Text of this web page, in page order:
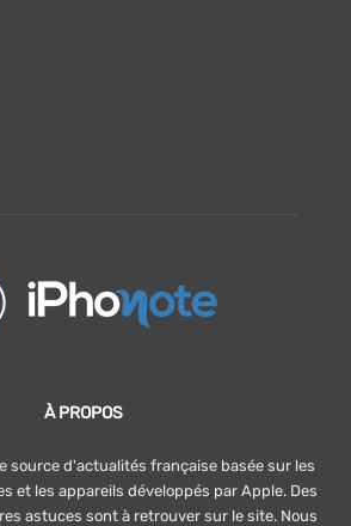
À PROPOS
source d'actualités française basée sur les
et les appareils développés par Apple. Des
astuces sont à retrouver sur le site. Nous